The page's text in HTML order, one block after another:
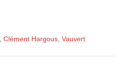
Clément Hargous Vauvert